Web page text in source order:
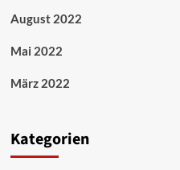
August 2022
Mai 2022
März 2022
Kategorien